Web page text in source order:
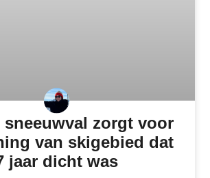
sneeuwval zorgt voor
van skigebied dat
jaar dicht was